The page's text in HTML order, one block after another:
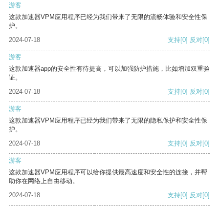
游客
这款加速器VPM应用程序已经为我们带来了无限的流畅体验和安全性保
护。
2024-07-18
支持[0] 反对[0]
游客
这款加速器app的安全性有待提高，可以加强防护措施，比如增加双重验
证。
2024-07-18
支持[0] 反对[0]
游客
这款加速器VPM应用程序已经为我们带来了无限的隐私保护和安全性保
护。
2024-07-18
支持[0] 反对[0]
游客
这款加速器VPM应用程序可以给你提供最高速度和安全性的连接，并帮
助你在网络上自由移动。
2024-07-18
支持[0] 反对[0]